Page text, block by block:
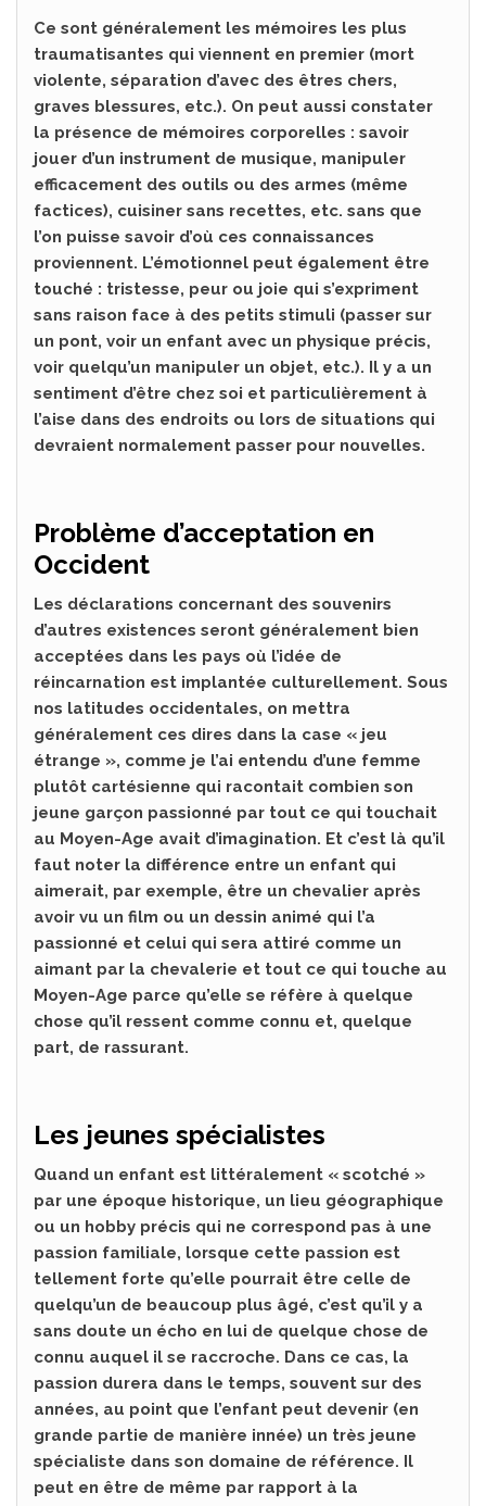
Ce sont généralement les mémoires les plus
traumatisantes qui viennent en premier (mort
violente, séparation d’avec des êtres chers,
graves blessures, etc.). On peut aussi constater
la présence de mémoires corporelles : savoir
jouer d’un instrument de musique, manipuler
efficacement des outils ou des armes (même
factices), cuisiner sans recettes, etc. sans que
l’on puisse savoir d’où ces connaissances
proviennent. L’émotionnel peut également être
touché : tristesse, peur ou joie qui s’expriment
sans raison face à des petits stimuli (passer sur
un pont, voir un enfant avec un physique précis,
voir quelqu’un manipuler un objet, etc.). Il y a un
sentiment d’être chez soi et particulièrement à
l’aise dans des endroits ou lors de situations qui
devraient normalement passer pour nouvelles.
Problème d’acceptation en
Occident
Les déclarations concernant des souvenirs
d’autres existences seront généralement bien
acceptées dans les pays où l’idée de
réincarnation est implantée culturellement. Sous
nos latitudes occidentales, on mettra
généralement ces dires dans la case « jeu
étrange », comme je l’ai entendu d’une femme
plutôt cartésienne qui racontait combien son
jeune garçon passionné par tout ce qui touchait
au Moyen-Age avait d’imagination. Et c’est là qu’il
faut noter la différence entre un enfant qui
aimerait, par exemple, être un chevalier après
avoir vu un film ou un dessin animé qui l’a
passionné et celui qui sera attiré comme un
aimant par la chevalerie et tout ce qui touche au
Moyen-Age parce qu’elle se réfère à quelque
chose qu’il ressent comme connu et, quelque
part, de rassurant.
Les jeunes spécialistes
Quand un enfant est littéralement « scotché »
par une époque historique, un lieu géographique
ou un hobby précis qui ne correspond pas à une
passion familiale, lorsque cette passion est
tellement forte qu’elle pourrait être celle de
quelqu’un de beaucoup plus âgé, c’est qu’il y a
sans doute un écho en lui de quelque chose de
connu auquel il se raccroche. Dans ce cas, la
passion durera dans le temps, souvent sur des
années, au point que l’enfant peut devenir (en
grande partie de manière innée) un très jeune
spécialiste dans son domaine de référence. Il
peut en être de même par rapport à la